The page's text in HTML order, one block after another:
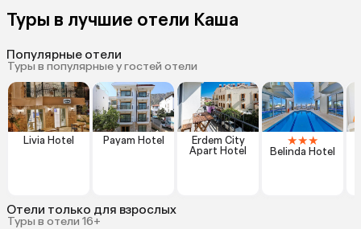
Туры в лучшие отели Каша
Популярные отели
Туры в популярные у гостей отели
Livia Hotel Payam Hotel
Erdem City
Apart Hotel
★★★
Belinda Hotel
Отели только для взрослых
Туры в отели 16+